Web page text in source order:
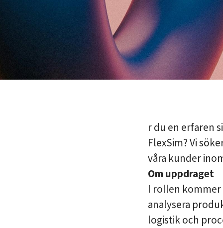
r du en erfaren
FlexSim? Vi
våra kunder
Om uppdraget
I rollen
analysera
logistik och